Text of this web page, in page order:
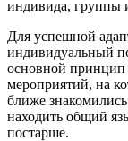
индивида, группы
Для успешной
индивидуальный
основной принцип
мероприятий, на
ближе
находить общий
постарше.